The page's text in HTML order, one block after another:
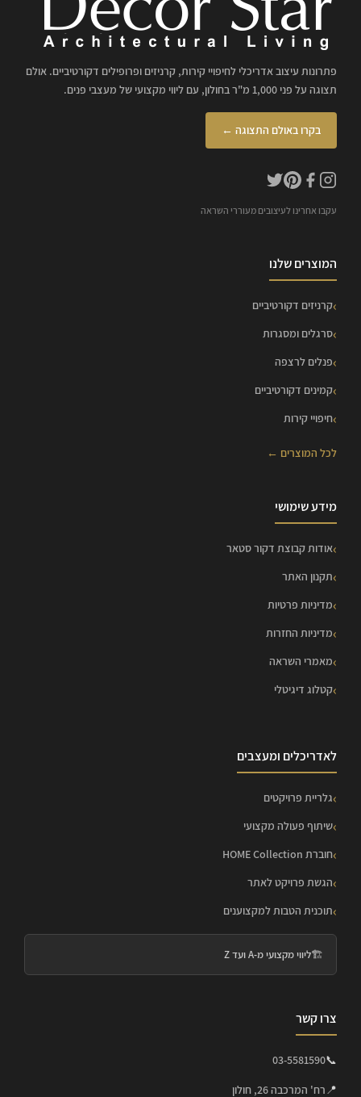
פתרונות עיצוב אדריכלי לחיפויי קירות, קרניזים ופרופילים דקורטיביים. אולם
תצוגה על פני 1,000 מ"ר בחולון, עם ליווי מקצועי של מעצבי פנים.
בקרו באולם התצוגה ←
עקבו אחרינו לעיצובים מעוררי השראה
המוצרים שלנו
קרניזים דקורטיביים
סרגלים ומסגרות
פנלים לרצפה
קמינים דקורטיביים
חיפויי קירות
לכל המוצרים ←
מידע שימושי
אודות קבוצת דקור סטאר
תקנון האתר
מדיניות פרטיות
מדיניות החזרות
מאמרי השראה
קטלוג דיגיטלי
לאדריכלים ומעצבים
גלריית פרויקטים
שיתוף פעולה מקצועי
חוברת HOME Collection
הגשת פרויקט לאתר
תוכנית הטבות למקצוענים
🏗️ליווי מקצועי מ-A ועד Z
צרו קשר
📞
03-5581590
📍 רח' המרכבה 26, חולון